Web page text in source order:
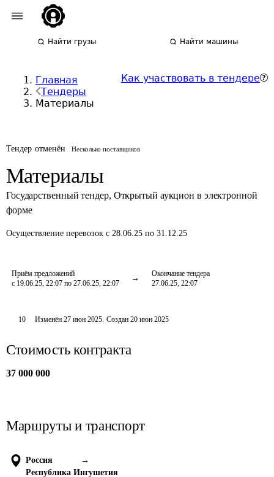
Найти грузы Найти машины
Главная
Тендеры
Материалы
Как участвовать в тендере
Тендер отменён Несколько поставщиков
Материалы
Государственный тендер, Открытый аукцион в электронной
форме
Осуществление перевозок с 28.06.25 по 31.12.25
Приём предложений
с 19.06.25, 22:07 по 27.06.25, 22:07
Окончание тендера
27.06.25, 22:07
10 Изменён27 июн 2025. Создан 20 июн 2025
Стоимость контракта
37 000 000
Маршруты и транспорт
Россия
→
Республика Ингушетия